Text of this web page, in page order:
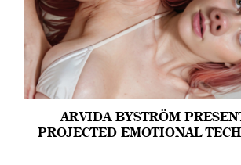
ARVIDA BYSTRÖM
PROJECTED EMOTIONAL